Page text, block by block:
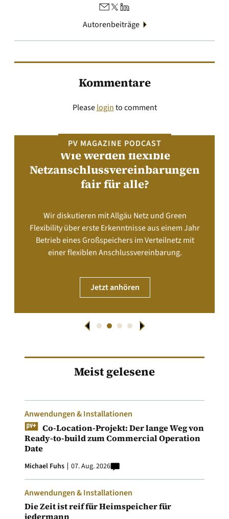
Autorenbeiträge
Kommentare
Pleaseloginto comment
PV MAGAZINE PODCAST
Wie werden flexible
Netzanschlussvereinbarungen
fair für alle?
Wir diskutieren mit Allgäu Netz und Green
Flexibility über erste Erkenntnisse aus einem Jahr
Betrieb eines Großspeichers im Verteilnetz mit
einer flexiblen Anschlussvereinbarung.
Jetzt anhören
Meist gelesene
Anwendungen & Installationen
Co-Location-Projekt: Der lange Weg von
Ready-to-build zum Commercial Operation
Date
Michael Fuhs 07. Aug. 2026
Anwendungen & Installationen
Die Zeit ist reif für Heimspeicher für
jedermann